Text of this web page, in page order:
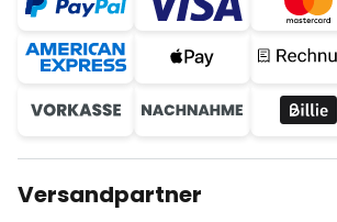
Versandpartner